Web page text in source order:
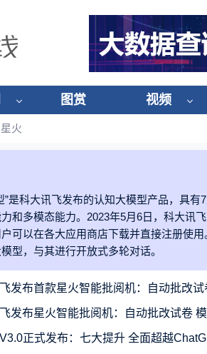
图赏 视频
火
”是科大讯飞发布的认知大模型产品，具
和多模态能力。2023年5月6日，科大讯
可以在各大应用商店下载并直接注册使
型，与其进行开放式多轮对话。
发布首款星火智能批阅机：自动批改
发布星火智能批阅机：自动批改试卷
正式发布：七大提升 全面超越